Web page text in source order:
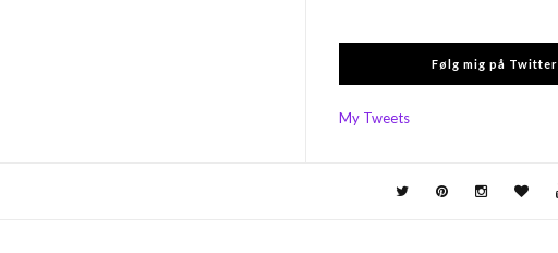
Følg mig på Twitter
My Tweets